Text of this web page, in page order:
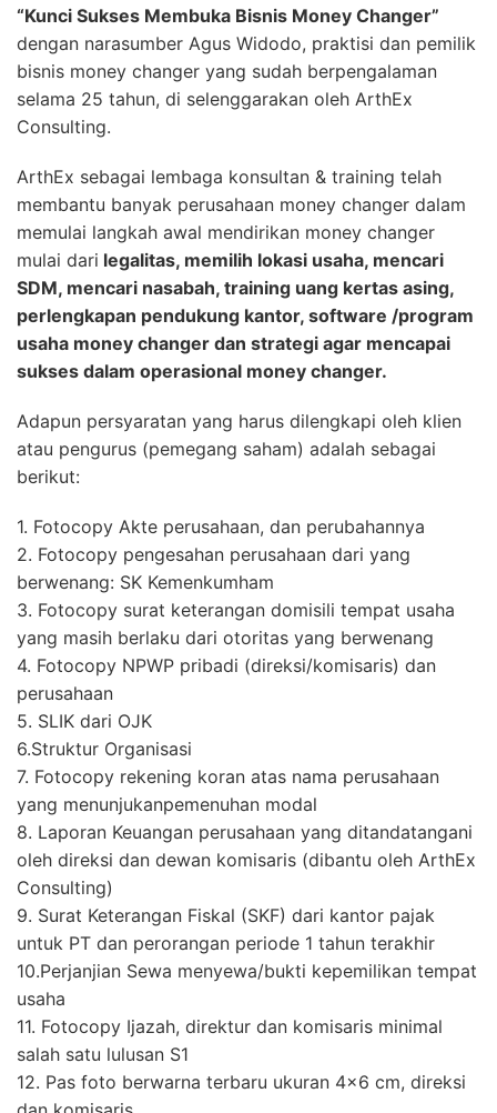
“Kunci Sukses Membuka Bisnis Money Changer”
dengan narasumber Agus Widodo, praktisi dan pemilik
bisnis money changer yang sudah berpengalaman
selama 25 tahun, di selenggarakan oleh ArthEx
Consulting.
ArthEx sebagai lembaga konsultan & training telah
membantu banyak perusahaan money changer dalam
memulai langkah awal mendirikan money changer
mulai dari legalitas, memilih lokasi usaha, mencari
SDM, mencari nasabah, training uang kertas asing,
perlengkapan pendukung kantor, software /program
usaha money changer dan strategi agar mencapai
sukses dalam operasional money changer.
Adapun persyaratan yang harus dilengkapi oleh klien
atau pengurus (pemegang saham) adalah sebagai
berikut:
1. Fotocopy Akte perusahaan, dan perubahannya
2. Fotocopy pengesahan perusahaan dari yang
berwenang: SK Kemenkumham
3. Fotocopy surat keterangan domisili tempat usaha
yang masih berlaku dari otoritas yang berwenang
4. Fotocopy NPWP pribadi (direksi/komisaris) dan
perusahaan
5. SLIK dari OJK
6.Struktur Organisasi
7. Fotocopy rekening koran atas nama perusahaan
yang menunjukanpemenuhan modal
8. Laporan Keuangan perusahaan yang ditandatangani
oleh direksi dan dewan komisaris (dibantu oleh ArthEx
Consulting)
9. Surat Keterangan Fiskal (SKF) dari kantor pajak
untuk PT dan perorangan periode 1 tahun terakhir
10.Perjanjian Sewa menyewa/bukti kepemilikan tempat
usaha
11. Fotocopy Ijazah, direktur dan komisaris minimal
salah satu lulusan S1
12. Pas foto berwarna terbaru ukuran 4×6 cm, direksi